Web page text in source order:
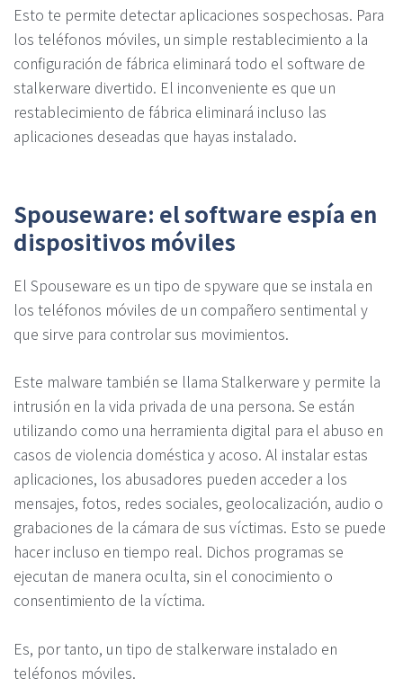
Esto te permite detectar aplicaciones sospechosas. Para
los teléfonos móviles, un simple restablecimiento a la
configuración de fábrica eliminará todo el software de
stalkerware divertido. El inconveniente es que un
restablecimiento de fábrica eliminará incluso las
aplicaciones deseadas que hayas instalado.
Spouseware: el software espía en
dispositivos móviles
El Spouseware es un tipo de spyware que se instala en
los teléfonos móviles de un compañero sentimental y
que sirve para controlar sus movimientos.
Este malware también se llama Stalkerware y permite la
intrusión en la vida privada de una persona. Se están
utilizando como una herramienta digital para el abuso en
casos de violencia doméstica y acoso. Al instalar estas
aplicaciones, los abusadores pueden acceder a los
mensajes, fotos, redes sociales, geolocalización, audio o
grabaciones de la cámara de sus víctimas. Esto se puede
hacer incluso en tiempo real. Dichos programas se
ejecutan de manera oculta, sin el conocimiento o
consentimiento de la víctima.
Es, por tanto, un tipo de stalkerware instalado en
teléfonos móviles.